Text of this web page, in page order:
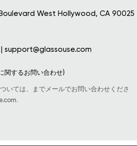
West Hollywood, CA 90025
| support@glassouse.com
関するお問い合わせ)
いては、までメールでお問い合わせくださ
.